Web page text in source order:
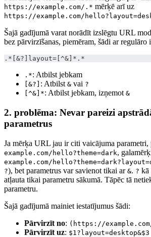
https://example.com/.* mērķē arī uz
https://example.com/
Šajā gadījumā varat norādīt izslēgtu URL
bez pārvirzīšanas, piemēram, šādi ar regulāro
.*[&?]layout=[^&]*.*
.*: Atbilst jebkam
[&?] : Atbilst & vai ?
[^&]*: Atbilst jebkam, izņemot &
2. problēma: Nevar pareizi
parametrus
Ja mērķa URL jau ir citi vaicājuma parametri,
example.com/hello?theme=dark,
example.com/
?), bet parametrus var savienot tikai ar &. ? kā
atļauta tikai parametru sākumā. Tāpēc tā
parametru.
Šajā gadījumā mainiet iestatījumus šādi:
Pārvirzīt no: (https://
Pārvirzīt uz: $1?layout=desktop&$3